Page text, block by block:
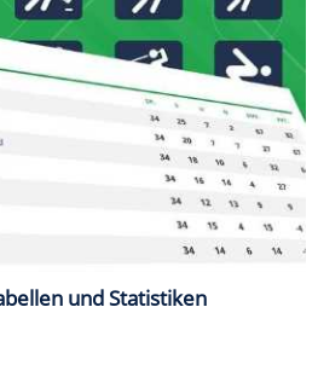
und Statistiken